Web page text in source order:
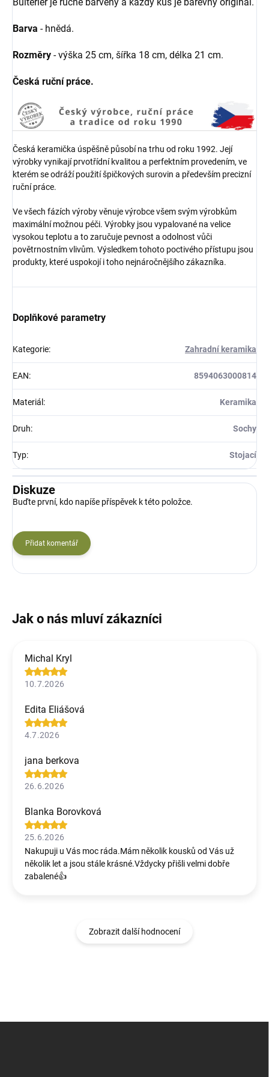
Barva - hnědá.
Rozměry - výška 25 cm, šířka 18 cm, délka 21 cm.
Česká ruční práce.
Česká keramička úspěšně působí na trhu od roku 1992. Její
výrobky vynikají prvotřídní kvalitou a perfektním provedením, ve
kterém se odráží použití špičkových surovin a především precizní
ruční práce.
Ve všech fázích výroby věnuje výrobce všem svým výrobkům
maximální možnou péči. Výrobky jsou vypalované na velice
vysokou teplotu a to zaručuje pevnost a odolnost vůči
povětrnostním vlivům. Výsledkem tohoto poctivého přístupu jsou
produkty, které uspokojí i toho nejnáročnějšího zákazníka.
Doplňkové parametry
Kategorie: Zahradní keramika
EAN: 8594063000814
Materiál : Keramika
Druh: Sochy
Typ: Stojací
Diskuze
Buďte první, kdo napíše příspěvek k této položce.
Přidat komentář
Michal Kryl
10.7.2026
Edita Eliášová
4.7.2026
jana berkova
26.6.2026
Blanka Borovková
25.6.2026
Nakupuji u Vás moc ráda.Mám několik kousků od Vás už
několik let a jsou stále krásné.Vždycky přišli velmi dobře
zabalené👍
Zobrazit další hodnocení